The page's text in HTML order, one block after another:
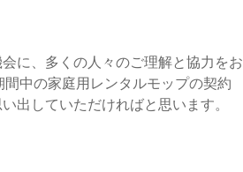
に、多くの人々のご理解と協力をお
中の家庭用レンタルモップの契約
出していただければと思います。